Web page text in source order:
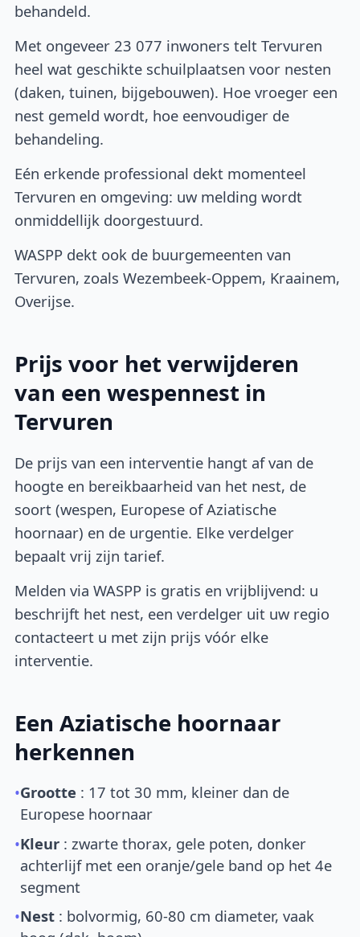
behandeld.
Met ongeveer 23 077 inwoners telt Tervuren
heel wat geschikte schuilplaatsen voor nesten
(daken, tuinen, bijgebouwen). Hoe vroeger een
nest gemeld wordt, hoe eenvoudiger de
behandeling.
Eén erkende professional dekt momenteel
Tervuren en omgeving: uw melding wordt
onmiddellijk doorgestuurd.
WASPP dekt ook de buurgemeenten van
Tervuren, zoals Wezembeek-Oppem, Kraainem,
Overijse.
Prijs voor het verwijderen
van een wespennest in
Tervuren
De prijs van een interventie hangt af van de
hoogte en bereikbaarheid van het nest, de
soort (wespen, Europese of Aziatische
hoornaar) en de urgentie. Elke verdelger
bepaalt vrij zijn tarief.
Melden via WASPP is gratis en vrijblijvend: u
beschrijft het nest, een verdelger uit uw regio
contacteert u met zijn prijs vóór elke
interventie.
Een Aziatische hoornaar
herkennen
•Grootte : 17 tot 30 mm, kleiner dan de
Europese hoornaar
•Kleur : zwarte thorax, gele poten, donker
achterlijf met een oranje/gele band op het 4e
segment
•Nest : bolvormig, 60-80 cm diameter, vaak